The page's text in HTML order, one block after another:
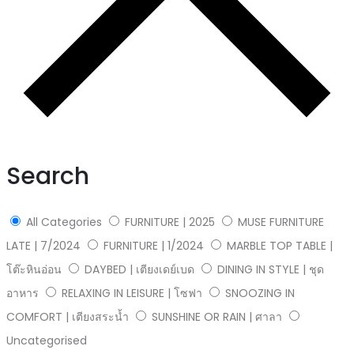
Search
All Categories FURNITURE | 2025
MUSE FURNITURE
LATE | 7/2024
FURNITURE | 1/2024
MARBLE TOP TABLE |
โต๊ะหินอ่อน
DAYBED | เตียงเดย์เบด
DINING IN STYLE | ชุด
อาหาร
RELAXING IN LEISURE | โซฟา
SNOOZING IN
COMFORT | เตียงสระน้ำ
SUNSHINE OR RAIN | ศาลา
Uncategorised